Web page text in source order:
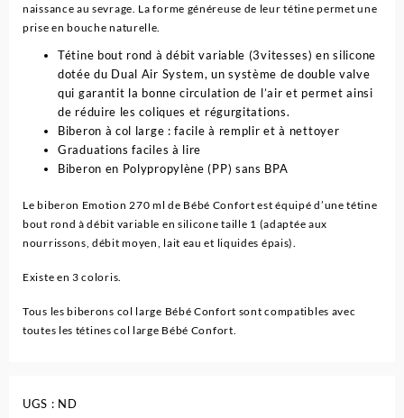
naissance au sevrage. La forme généreuse de leur tétine permet une
prise en bouche naturelle.
Tétine bout rond à débit variable (3vitesses) en silicone
dotée du Dual Air System, un système de double valve
qui garantit la bonne circulation de l’air et permet ainsi
de réduire les coliques et régurgitations.
Biberon à col large : facile à remplir et à nettoyer
Graduations faciles à lire
Biberon en Polypropylène (PP) sans BPA
Le biberon Emotion 270 ml de Bébé Confort est équipé d’une tétine
bout rond à débit variable en silicone taille 1 (adaptée aux
nourrissons, débit moyen, lait eau et liquides épais).
Existe en 3 coloris.
Tous les biberons col large Bébé Confort sont compatibles avec
toutes les tétines col large Bébé Confort.
UGS : ND